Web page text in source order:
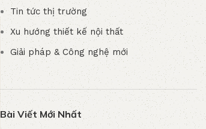
Tin tức thị trường
Xu hướng thiết kế nội thất
Giải pháp & Công nghệ mới
Bài Viết Mới Nhất